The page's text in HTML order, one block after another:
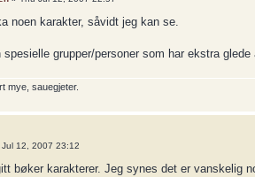
noen karakter, såvidt jeg kan se.
spesielle grupper/personer som har ekstra glede
mye, sauegjeter.
Jul 12, 2007 23:12
bøker karakterer. Jeg synes det er vanskelig